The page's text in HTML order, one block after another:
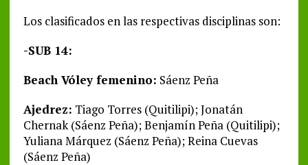
Los clasificados en las respectivas disciplinas son:
-SUB 14:
Beach Vóley femenino: Sáenz Peña
Ajedrez: Tiago Torres (Quitilipi); Jonatán
Chernak (Sáenz Peña); Benjamín Peña (Quitilipi);
Yuliana Márquez (Sáenz Peña); Reina Cuevas
(Sáenz Peña)